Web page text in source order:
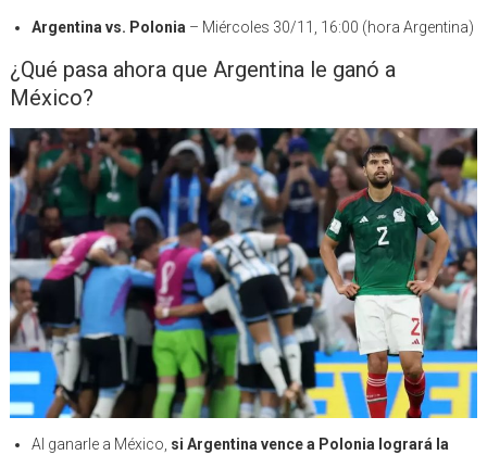
Argentina vs. Polonia – Miércoles 30/11, 16:00 (hora Argentina)
¿Qué pasa ahora que Argentina le ganó a
México?
Al ganarle a México, si Argentina vence a Polonia logrará la